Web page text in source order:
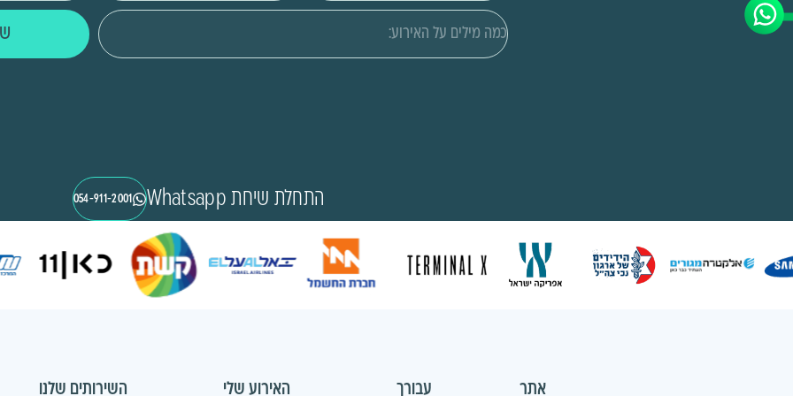
התחלת שיחת Whatsapp 054-911-2001
אתר עבורך האירוע שלי השירותים שלנו